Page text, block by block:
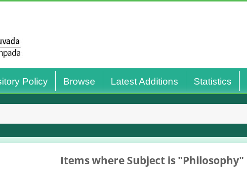
Policy Browse Latest Additions Statistics
Items where Subject is "Philosophy"